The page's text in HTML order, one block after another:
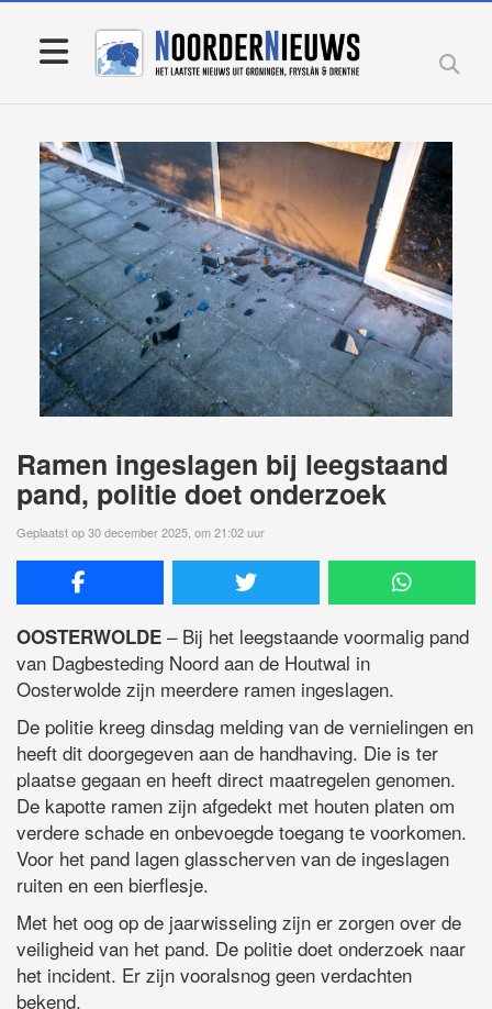
Ramen ingeslagen bij leegstaand
pand, politie doet onderzoek
Geplaatst op 30 december 2025, om 21:02 uur
OOSTERWOLDE – Bij het leegstaande voormalig pand
van Dagbesteding Noord aan de Houtwal in
Oosterwolde zijn meerdere ramen ingeslagen.
De politie kreeg dinsdag melding van de vernielingen en
heeft dit doorgegeven aan de handhaving. Die is ter
plaatse gegaan en heeft direct maatregelen genomen.
De kapotte ramen zijn afgedekt met houten platen om
verdere schade en onbevoegde toegang te voorkomen.
Voor het pand lagen glasscherven van de ingeslagen
ruiten en een bierflesje.
Met het oog op de jaarwisseling zijn er zorgen over de
veiligheid van het pand. De politie doet onderzoek naar
het incident. Er zijn vooralsnog geen verdachten
bekend.